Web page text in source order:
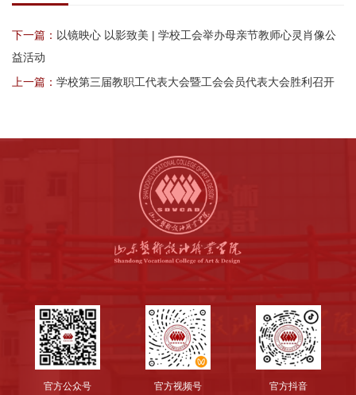
下一篇： 以镜映心 以影致美 | 学校工会举办母亲节教师心灵肖像公
益活动
上一篇： 学校第三届教职工代表大会暨工会会员代表大会胜利召开
官方公众号 官方视频号 官方抖音